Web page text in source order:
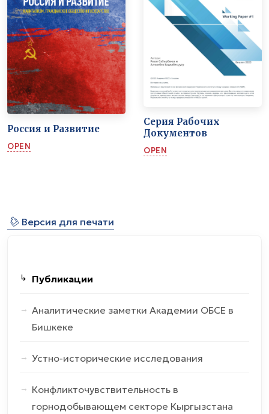
Россия и Развитие
OPEN
Серия Рабочих
Документов
OPEN
⎙ Версия для печати
Публикации
Аналитические заметки Академии ОБСЕ в
Бишкеке
Устно-исторические исследования
Конфликточувствительность в
горнодобывающем секторе Кыргызстана